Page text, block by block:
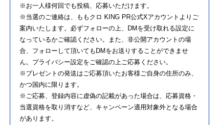
※お一人様何回でも投稿、応募いただけます。
※当選のご連絡は、ももクロ KING PR公式Xアカウントよりご
案内いたします。必ずフォローの上、DMを受け取れる設定に
なっているかご確認ください。また、非公開アカウントの場
合、フォローして頂いてもDMをお送りすることができませ
ん。プライバシー設定をご確認の上ご応募ください。
※プレゼントの発送はご応募頂いたお客様ご自身の住所のみ、
かつ国内に限ります。
※ご応募、登録内容に虚偽の記載があった場合は、応募資格・
当選資格を取り消すなど、キャンペーン適用対象外となる場合
があります。